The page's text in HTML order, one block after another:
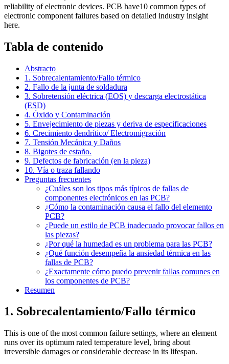
reliability of electronic devices. PCB have10 common types of
electronic component failures based on detailed industry insight
here.
Tabla de contenido
Abstracto
1. Sobrecalentamiento/Fallo térmico
2. Fallo de la junta de soldadura
3. Sobretensión eléctrica (EOS) y descarga electrostática
(ESD)
4. Óxido y Contaminación
5. Envejecimiento de piezas y deriva de especificaciones
6. Crecimiento dendrítico/ Electromigración
7. Tensión Mecánica y Daños
8. Bigotes de estaño.
9. Defectos de fabricación (en la pieza)
10. Vía o traza fallando
Preguntas frecuentes
¿Cuáles son los tipos más típicos de fallas de
componentes electrónicos en las PCB?
¿Cómo la contaminación causa el fallo del elemento
PCB?
¿Puede un estilo de PCB inadecuado provocar fallos en
las piezas?
¿Por qué la humedad es un problema para las PCB?
¿Qué función desempeña la ansiedad térmica en las
fallas de PCB?
¿Exactamente cómo puedo prevenir fallas comunes en
los componentes de PCB?
Resumen
1. Sobrecalentamiento/Fallo térmico
This is one of the most common failure settings, where an element
runs over its optimum rated temperature level, bring about
irreversible damages or considerable decrease in its lifespan.